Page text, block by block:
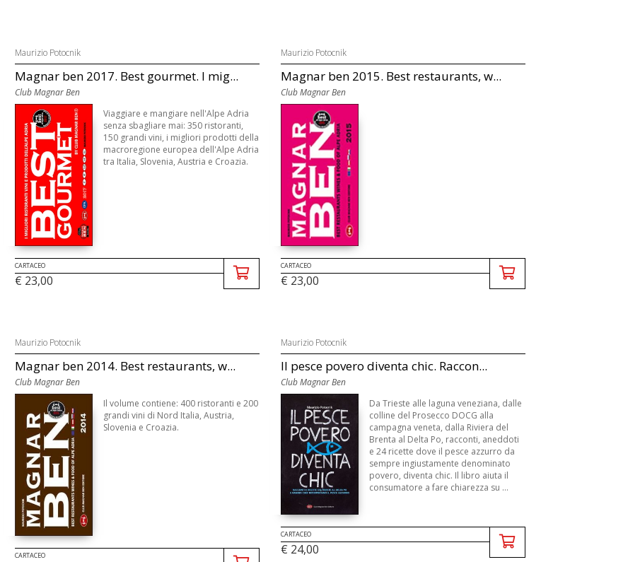
Maurizio Potocnik
Magnar ben 2017. Best gourmet. I mig...
Club Magnar Ben
Viaggiare e mangiare nell'Alpe Adria
senza sbagliare mai: 350 ristoranti,
150 grandi vini, i migliori prodotti della
macroregione europea dell'Alpe Adria
tra Italia, Slovenia, Austria e Croazia.
CARTACEO
€ 23,00
Maurizio Potocnik
Magnar ben 2015. Best restaurants, w...
Club Magnar Ben
CARTACEO
€ 23,00
Maurizio Potocnik
Magnar ben 2014. Best restaurants, w...
Club Magnar Ben
Il volume contiene: 400 ristoranti e 200
grandi vini di Nord Italia, Austria,
Slovenia e Croazia.
CARTACEO
Maurizio Potocnik
Il pesce povero diventa chic. Raccon...
Club Magnar Ben
Da Trieste alle laguna veneziana, dalle
colline del Prosecco DOCG alla
campagna veneta, dalla Riviera del
Brenta al Delta Po, racconti, aneddoti
e 24 ricette dove il pesce azzurro da
sempre ingiustamente denominato
povero, diventa chic. Il libro aiuta il
consumatore a fare chiarezza su ...
CARTACEO
€ 24,00